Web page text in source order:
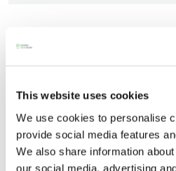
This website uses cookies
We use cookies to personalise
provide social media features
We also share information
our social media, advertising
myös
-Naisten päivät
torstai
myöntää Hyvä saunateko -
hyvästä, saunaan liittyvästä
Viime aikoina ei ole noussut